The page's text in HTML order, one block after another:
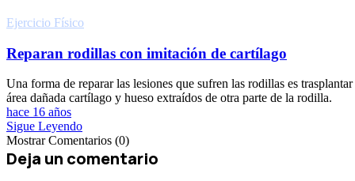
Ejercicio Fí­sico
Reparan rodillas con imitación de cartílago
Una forma de reparar las lesiones que sufren las rodillas es
área dañada cartílago y hueso extraídos de otra parte de la rodilla.
hace 16 años
Sigue Leyendo
Mostrar Comentarios (0)
Deja un comentario